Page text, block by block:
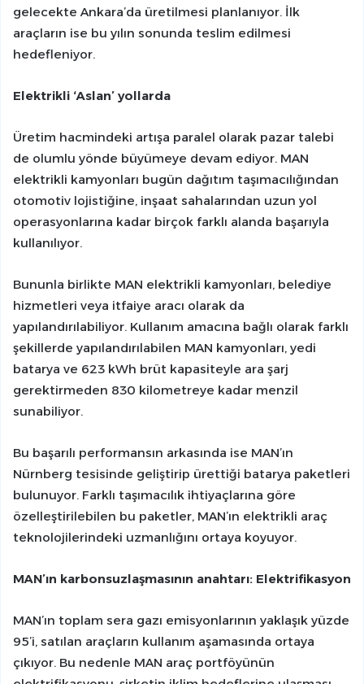
gelecekte Ankara’da üretilmesi planlanıyor. İlk
araçların ise bu yılın sonunda teslim edilmesi
hedefleniyor.
Elektrikli ‘Aslan’ yollarda
Üretim hacmindeki artışa paralel olarak pazar talebi
de olumlu yönde büyümeye devam ediyor. MAN
elektrikli kamyonları bugün dağıtım taşımacılığından
otomotiv lojistiğine, inşaat sahalarından uzun yol
operasyonlarına kadar birçok farklı alanda başarıyla
kullanılıyor.
Bununla birlikte MAN elektrikli kamyonları, belediye
hizmetleri veya itfaiye aracı olarak da
yapılandırılabiliyor. Kullanım amacına bağlı olarak farklı
şekillerde yapılandırılabilen MAN kamyonları, yedi
batarya ve 623 kWh brüt kapasiteyle ara şarj
gerektirmeden 830 kilometreye kadar menzil
sunabiliyor.
Bu başarılı performansın arkasında ise MAN’ın
Nürnberg tesisinde geliştirip ürettiği batarya paketleri
bulunuyor. Farklı taşımacılık ihtiyaçlarına göre
özelleştirilebilen bu paketler, MAN’ın elektrikli araç
teknolojilerindeki uzmanlığını ortaya koyuyor.
MAN’ın karbonsuzlaşmasının anahtarı: Elektrifikasyon
MAN’ın toplam sera gazı emisyonlarının yaklaşık yüzde
95’i, satılan araçların kullanım aşamasında ortaya
çıkıyor. Bu nedenle MAN araç portföyünün